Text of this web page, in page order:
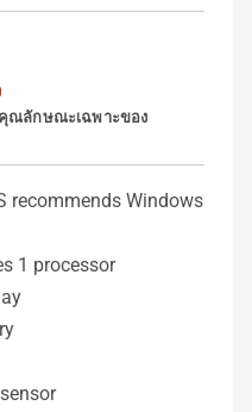
ณลักษณะเฉพาะของ
recommends Windows
1 processor